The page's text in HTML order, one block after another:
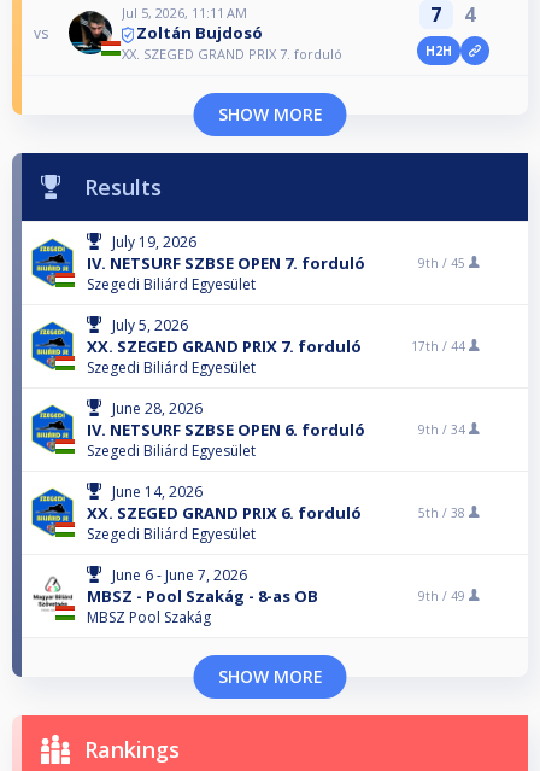
vs
Jul 5, 2026, 11:11 AM
Zoltán Bujdosó
XX. SZEGED GRAND PRIX 7. forduló
7 4
H2H
SHOW MORE
Results
July 19, 2026
IV. NETSURF SZBSE OPEN 7. forduló
Szegedi Biliárd Egyesület
9th / 45
July 5, 2026
XX. SZEGED GRAND PRIX 7. forduló
Szegedi Biliárd Egyesület
17th / 44
June 28, 2026
IV. NETSURF SZBSE OPEN 6. forduló
Szegedi Biliárd Egyesület
9th / 34
June 14, 2026
XX. SZEGED GRAND PRIX 6. forduló
Szegedi Biliárd Egyesület
5th / 38
June 6 - June 7, 2026
MBSZ - Pool Szakág - 8-as OB
MBSZ Pool Szakág
9th / 49
SHOW MORE
Rankings